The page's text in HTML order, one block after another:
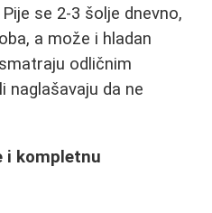
se 2-3 šolje dnevno,
a može i hladan
odličnim
naglašavaju da ne
i kompletnu